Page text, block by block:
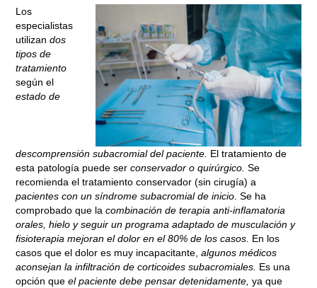
Los
especialistas
utilizandos
tipos de
tratamiento
según el
estado de
descomprensión subacromial del paciente. El tratamiento de
esta patología puede serconservador o quirúrgico. Se
recomienda el tratamiento conservador (sin cirugía) a
pacientes con un síndrome subacromial de inicio. Se ha
comprobado que lacombinación de terapia anti-inflamatoria
orales, hielo y seguir un programa adaptado de musculación y
fisioterapia mejoran el dolor en el 80% de los casos. En los
casos que el dolor es muy incapacitante,algunos médicos
aconsejan la infiltración de corticoides subacromiales. Es una
opción queel paciente debe pensar detenidamente, ya que